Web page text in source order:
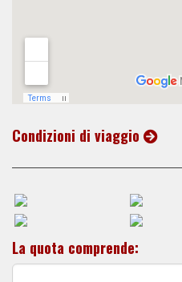
Condizioni di viaggio
La quota comprende: